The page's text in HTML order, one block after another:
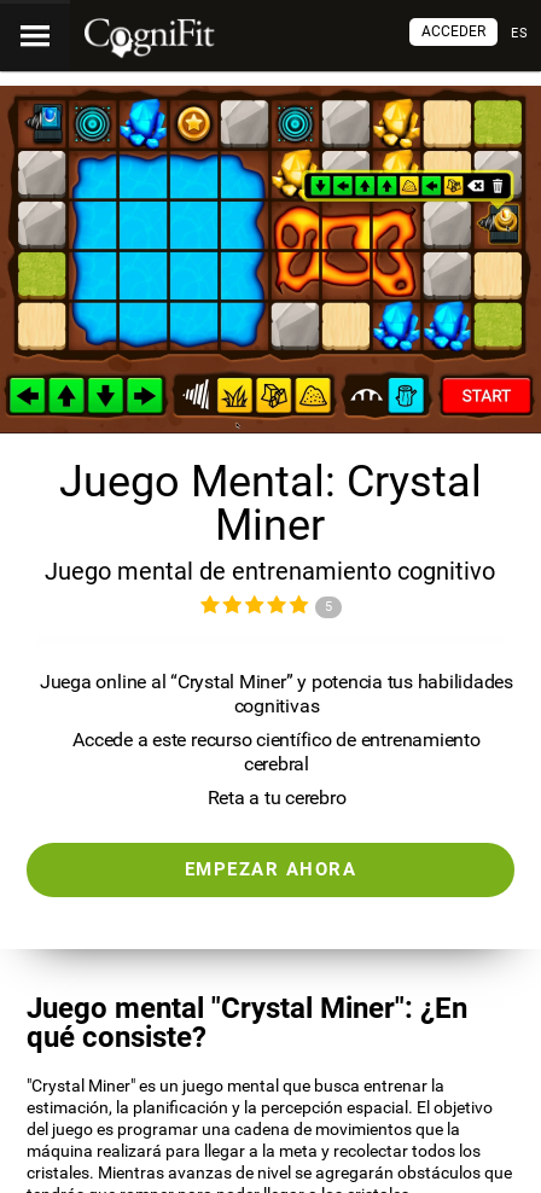
ES
ACCEDER
Juego Mental: Crystal
Miner
Juego mental de entrenamiento cognitivo
5
Juega online al “Crystal Miner” y potencia tus habilidades
cognitivas
Accede a este recurso científico de entrenamiento
cerebral
Reta a tu cerebro
EMPEZAR AHORA
Juego mental "Crystal Miner": ¿En
qué consiste?
"Crystal Miner" es un juego mental que busca entrenar la
estimación, la planificación y la percepción espacial. El objetivo
del juego es programar una cadena de movimientos que la
máquina realizará para llegar a la meta y recolectar todos los
cristales. Mientras avanzas de nivel se agregarán obstáculos que